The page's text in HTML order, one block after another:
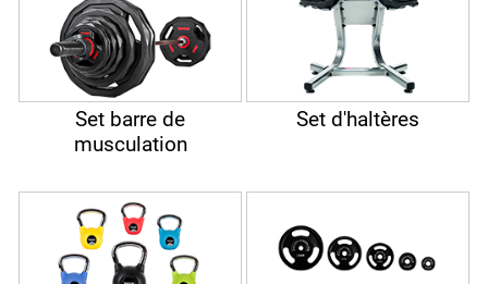
Set barre de
musculation
Set d'haltères